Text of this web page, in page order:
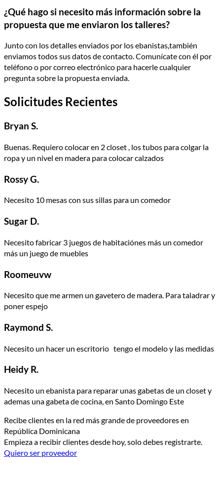
¿Qué hago si necesito más información sobre la
propuesta que me enviaron los talleres?
Junto con los detalles enviados por los ebanistas,también
enviamos todos sus datos de contacto. Comunícate con él por
teléfono o por correo electrónico para hacerle cualquier
pregunta sobre la propuesta enviada.
Solicitudes Recientes
Bryan S.
Buenas. Requiero colocar en 2 closet , los tubos para colgar la
ropa y un nivel en madera para colocar calzados
Rossy G.
Necesito 10 mesas con sus sillas para un comedor
Sugar D.
Necesito fabricar 3 juegos de habitaciónes más un comedor
más un juego de muebles
Roomeuvw
Necesito que me armen un gavetero de madera. Para taladrar y
poner espejo
Raymond S.
Necesito un hacer un escritorio tengo el modelo y las medidas
Heidy R.
Necesito un ebanista para reparar unas gabetas de un closet y
ademas una gabeta de cocina, en Santo Domingo Este
Recibe clientes en la red más grande de proveedores en
República Dominicana
Empieza a recibir clientes desde hoy, solo debes registrarte.
Quiero ser proveedor